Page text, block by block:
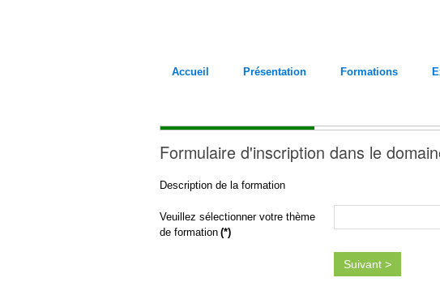
Accueil Présentation Formations
Formulaire d'inscription dans le
Description de la formation
Veuillez sélectionner votre thème
de formation (*)
Suivant >